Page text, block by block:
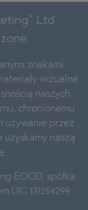
Ltd.
znakami
wizualne
naszych
chronionemu
używanie przez
naszą
EOOD, spółka
UIC 131254299.